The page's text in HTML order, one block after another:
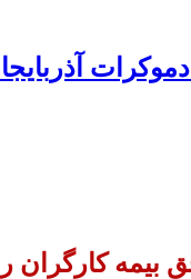
کارگران